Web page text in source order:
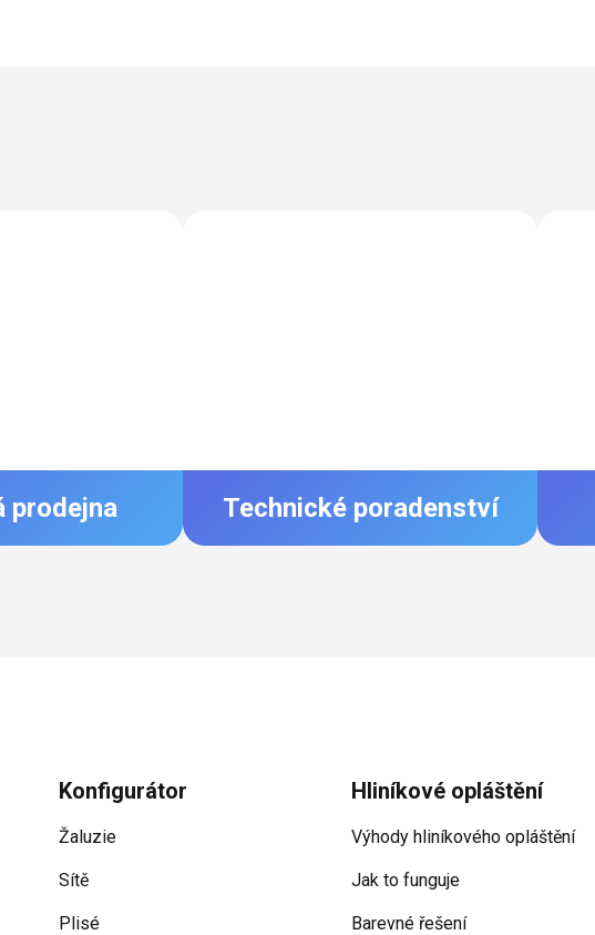
prodejna Technické poradenství
Konfigurátor
Žaluzie
Sítě
Plisé
Hliníkové opláštění
Výhody hliníkového opláštění
Jak to funguje
Barevné řešení